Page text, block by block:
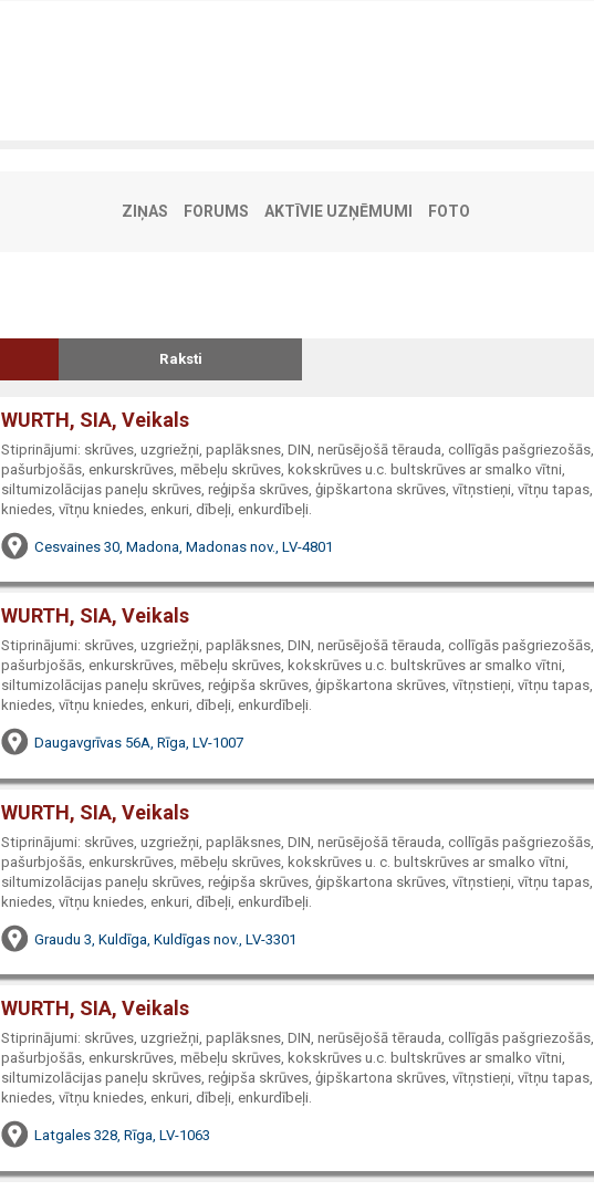
ZIŅAS FORUMS AKTĪVIE UZŅĒMUMI FOTO
Raksti
WURTH, SIA, Veikals
Stiprinājumi: skrūves, uzgriežņi, paplāksnes, DIN, nerūsējošā tērauda, collīgās pašgriezošās,
pašurbjošās, enkurskrūves, mēbeļu skrūves, kokskrūves u.c. bultskrūves ar smalko vītni,
siltumizolācijas paneļu skrūves, reģipša skrūves, ģipškartona skrūves, vītņstieņi, vītņu tapas,
kniedes, vītņu kniedes, enkuri, dībeļi, enkurdībeļi.
Cesvaines 30, Madona, Madonas nov., LV-4801
WURTH, SIA, Veikals
Stiprinājumi: skrūves, uzgriežņi, paplāksnes, DIN, nerūsējošā tērauda, collīgās pašgriezošās,
pašurbjošās, enkurskrūves, mēbeļu skrūves, kokskrūves u.c. bultskrūves ar smalko vītni,
siltumizolācijas paneļu skrūves, reģipša skrūves, ģipškartona skrūves, vītņstieņi, vītņu tapas,
kniedes, vītņu kniedes, enkuri, dībeļi, enkurdībeļi.
Daugavgrīvas 56A, Rīga, LV-1007
WURTH, SIA, Veikals
Stiprinājumi: skrūves, uzgriežņi, paplāksnes, DIN, nerūsējošā tērauda, collīgās pašgriezošās,
pašurbjošās, enkurskrūves, mēbeļu skrūves, kokskrūves u. c. bultskrūves ar smalko vītni,
siltumizolācijas paneļu skrūves, reģipša skrūves, ģipškartona skrūves, vītņstieņi, vītņu tapas,
kniedes, vītņu kniedes, enkuri, dībeļi, enkurdībeļi.
Graudu 3, Kuldīga, Kuldīgas nov., LV-3301
WURTH, SIA, Veikals
Stiprinājumi: skrūves, uzgriežņi, paplāksnes, DIN, nerūsējošā tērauda, collīgās pašgriezošās,
pašurbjošās, enkurskrūves, mēbeļu skrūves, kokskrūves u.c. bultskrūves ar smalko vītni,
siltumizolācijas paneļu skrūves, reģipša skrūves, ģipškartona skrūves, vītņstieņi, vītņu tapas,
kniedes, vītņu kniedes, enkuri, dībeļi, enkurdībeļi.
Latgales 328, Rīga, LV-1063